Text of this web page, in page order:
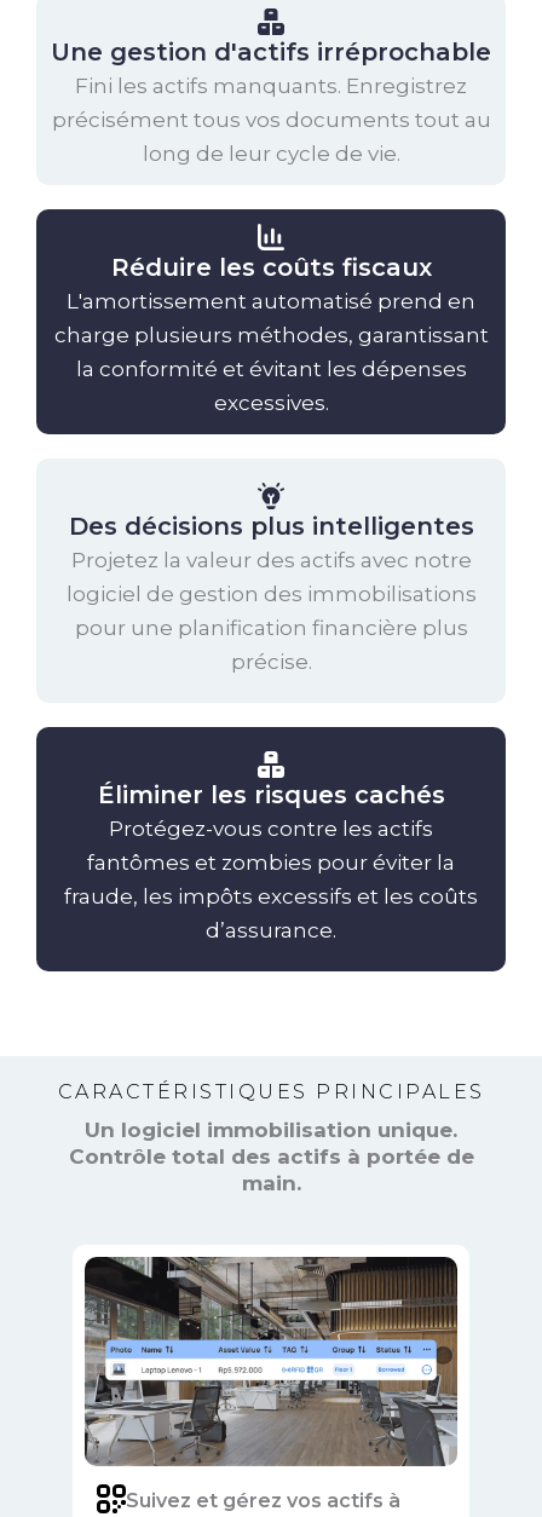
Une gestion d'actifs irréprochable
Fini les actifs manquants. Enregistrez
précisément tous vos documents tout au
long de leur cycle de vie.
Réduire les coûts fiscaux
L'amortissement automatisé prend en
charge plusieurs méthodes, garantissant
la conformité et évitant les dépenses
excessives.
Des décisions plus intelligentes
Projetez la valeur des actifs avec notre
logiciel de gestion des immobilisations
pour une planification financière plus
précise.
Éliminer les risques cachés
Protégez-vous contre les actifs
fantômes et zombies pour éviter la
fraude, les impôts excessifs et les coûts
d’assurance.
CARACTÉRISTIQUES PRINCIPALES
Un logiciel immobilisation unique.
Contrôle total des actifs à portée de
main.
Suivez et gérez vos actifs à